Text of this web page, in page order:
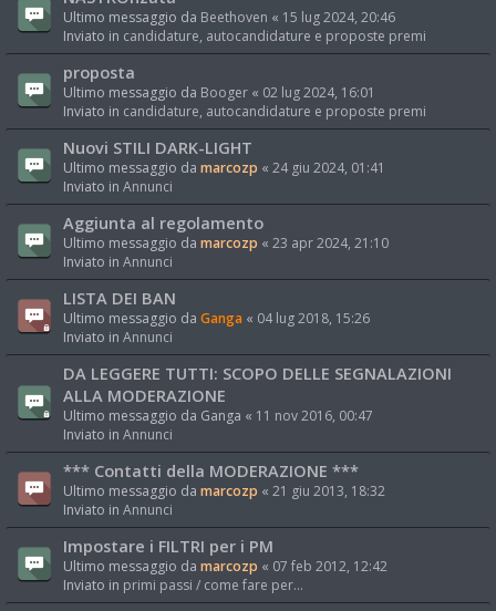
Ultimo messaggio da Beethoven « 15 lug 2024, 20:46
Inviato in candidature, autocandidature e proposte premi
proposta
Ultimo messaggio da Booger « 02 lug 2024, 16:01
Inviato in candidature, autocandidature e proposte premi
Nuovi STILI DARK-LIGHT
Ultimo messaggio da marcozp « 24 giu 2024, 01:41
Inviato in Annunci
Aggiunta al regolamento
Ultimo messaggio da marcozp « 23 apr 2024, 21:10
Inviato in Annunci
LISTA DEI BAN
Ultimo messaggio da Ganga « 04 lug 2018, 15:26
Inviato in Annunci
DA LEGGERE TUTTI: SCOPO DELLE SEGNALAZIONI
ALLA MODERAZIONE
Ultimo messaggio da Ganga « 11 nov 2016, 00:47
Inviato in Annunci
*** Contatti della MODERAZIONE ***
Ultimo messaggio da marcozp « 21 giu 2013, 18:32
Inviato in Annunci
Impostare i FILTRI per i PM
Ultimo messaggio da marcozp « 07 feb 2012, 12:42
Inviato in primi passi / come fare per...